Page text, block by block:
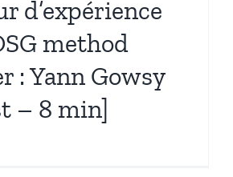
d’expérience
method
: Yann Gowsy
– 8 min]